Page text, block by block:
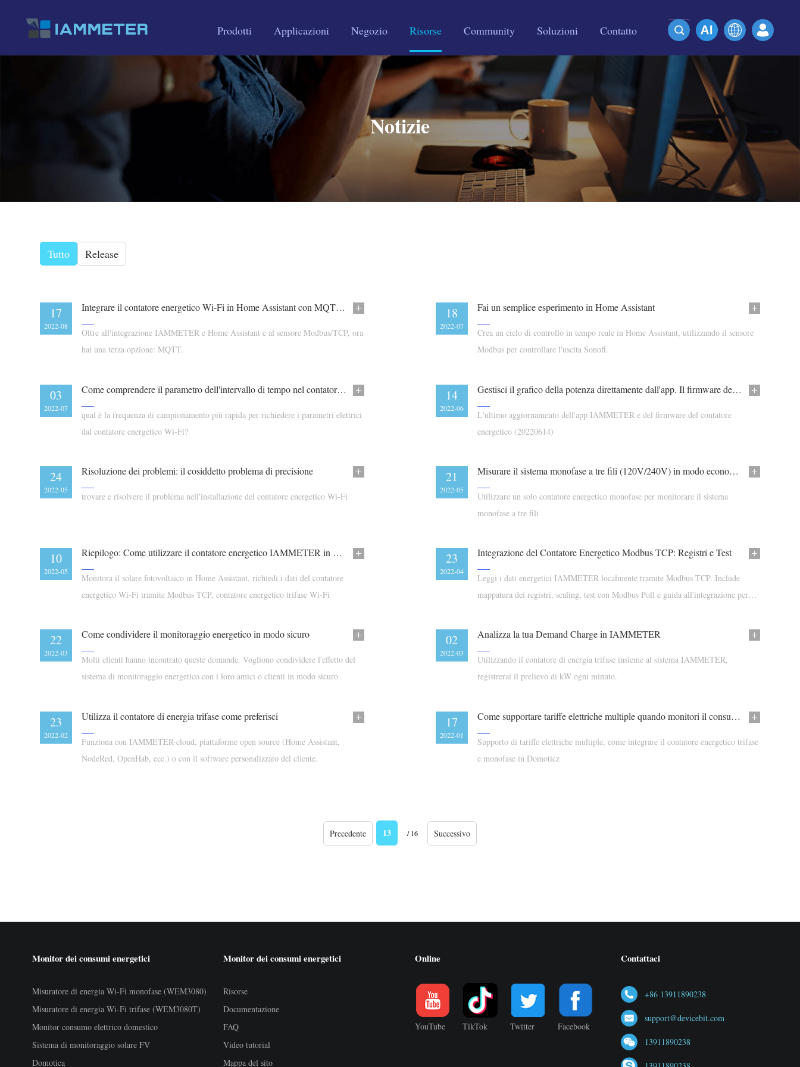
Prodotti Applicazioni Negozio Risorse Community Soluzioni Contatto
Notizie
Tutto Release
17
2022-08
Integrare il contatore energetico Wi-Fi in Home Assistant con MQTT (con nome utente e password)
Oltre all'integrazione IAMMETER e Home Assistant e al sensore Modbus/TCP, ora
hai una terza opzione: MQTT.
18
2022-07
Fai un semplice esperimento in Home Assistant
Crea un ciclo di controllo in tempo reale in Home Assistant, utilizzando il sensore
Modbus per controllare l'uscita Sonoff.
03
2022-07
Come comprendere il parametro dell'intervallo di tempo nel contatore energetico Wi-Fi
qual è la frequenza di campionamento più rapida per richiedere i parametri elettrici
dal contatore energetico Wi-Fi?
14
2022-06
Gestisci il grafico della potenza direttamente dall'app. Il firmware del contatore energetico Wi-Fi che supporta Modbus/TCP.
L'ultimo aggiornamento dell'app IAMMETER e del firmware del contatore
energetico (20220614)
24
2022-05
Risoluzione dei problemi: il cosiddetto problema di precisione
trovare e risolvere il problema nell'installazione del contatore energetico Wi-Fi
21
2022-05
Misurare il sistema monofase a tre fili (120V/240V) in modo economico
Utilizzare un solo contatore energetico monofase per monitorare il sistema
monofase a tre fili
10
2022-05
Riepilogo: Come utilizzare il contatore energetico IAMMETER in Home Assistant
Monitora il solare fotovoltaico in Home Assistant, richiedi i dati del contatore
energetico Wi-Fi tramite Modbus TCP, contatore energetico trifase Wi-Fi
23
2022-04
Integrazione del Contatore Energetico Modbus TCP: Registri e Test
Leggi i dati energetici IAMMETER localmente tramite Modbus TCP. Include
mappatura dei registri, scaling, test con Modbus Poll e guida all'integrazione per
22
2022-03
Come condividere il monitoraggio energetico in modo sicuro
Molti clienti hanno incontrato queste domande. Vogliono condividere l'effetto del
sistema di monitoraggio energetico con i loro amici o clienti in modo sicuro
02
2022-03
Analizza la tua Demand Charge in IAMMETER
Utilizzando il contatore di energia trifase insieme al sistema IAMMETER,
registrerai il prelievo di kW ogni minuto.
23
2022-02
Utilizza il contatore di energia trifase come preferisci
Funziona con IAMMETER-cloud, piattaforme open source (Home Assistant,
NodeRed, OpenHab, ecc.) o con il software personalizzato del cliente.
17
2022-01
Come supportare tariffe elettriche multiple quando monitori il consumo energetico in IAMMETER
Supporto di tariffe elettriche multiple, come integrare il contatore energetico trifase
e monofase in Domoticz
Precedente 13 / 16 Successivo
Monitor dei consumi energetici
Misuratore di energia Wi-Fi monofase (WEM3080)
Misuratore di energia Wi-Fi trifase (WEM3080T)
Monitor consumo elettrico domestico
Sistema di monitoraggio solare FV
Domotica
Monitor dei consumi energetici
Risorse
Documentazione
FAQ
Video tutorial
Mappa del sito
Online
YouTube TikTok Twitter Facebook
Contattaci
+86 13911890238
support@devicebit.com
13911890238